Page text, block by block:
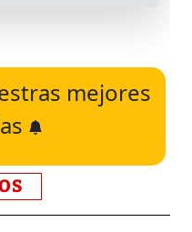
mejores